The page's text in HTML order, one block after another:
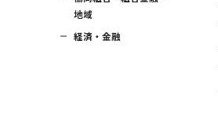
地域
経済・金融